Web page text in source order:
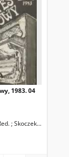
1983. 04
; Skoczek T. Red.